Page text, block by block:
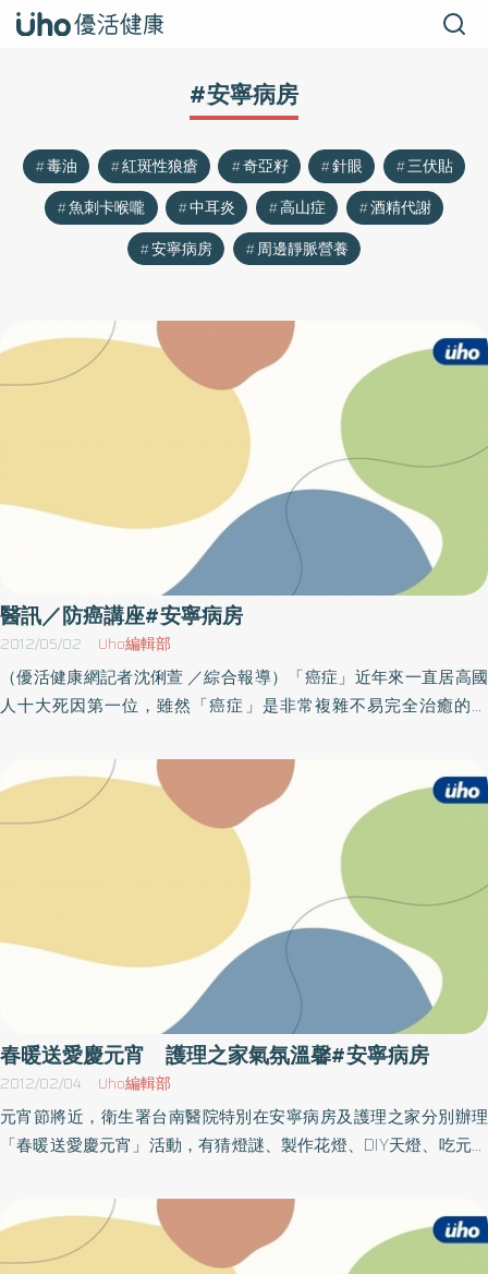
#安寧病房
毒油 紅斑性狼瘡 奇亞籽 針眼
三伏貼
魚刺卡喉嚨
中耳炎 高山症
酒精代謝
安寧病房
周邊靜脈營養
醫訊／防癌講座#安寧病房
2012/05/02 Uho編輯部
（優活健康網記者沈俐萱 ／綜合報導）「癌症」近年來一直居高國
人十大死因第一位，雖然「癌症」是非常複雜不易完全治癒的疾
仍然是可以治癒的。 為了建立全民「防癌」的觀念並落實「預防」
的工作，亞東醫院每年定期舉辦防癌講座，提供民眾這方面的知識
也提升民眾健康知能及自我照護能力，此外另設有免費四癌篩檢諮
詢服務，希望藉由講座及諮詢提醒民眾定期做身體健康檢查。癌症
是可以預防的、癌症是可以早期發現的，要預防癌症，就從篩檢做
起。本院本月辦理防癌相關講座場次如下:講座主題：～愛．延續～
認識器官捐贈講座時間：05月05日〈六〉09：30～10：30講座地
點：一樓思源廳講座主題：陪家人走好回家的路～認識安寧療護講
座時間：101年05月05日〈六〉10：30～11：30講座地點：一樓思
源廳（講座資訊由亞東醫院提供）
春暖送愛慶元宵 護理之家氣氛溫馨#安寧病房
2012/02/04 Uho編輯部
元宵節將近，衛生署台南醫院特別在安寧病房及護理之家分別辦理
「春暖送愛慶元宵」活動，有猜燈謎、製作花燈、DIY天燈、吃元宵
屬提前度過溫馨的元宵節。台南醫院特別選在3日上午10時至中午12
時，在安寧病房，由社服室楊玲惠社工及志工伙伴們設計天燈，利
用過年紅包袋，廢物利用將紅包袋八個對摺，並加上葉玲玲志工連